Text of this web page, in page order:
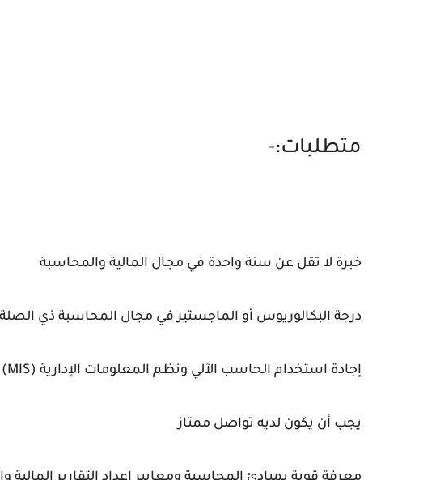
متطلبات:-
خبرة لا تقل عن سنة واحدة في مجال المالية والمحاسبة
درجة البكالوريوس أو الماجستير في مجال المحاسبة ذي
إجادة استخدام الحاسب الآلي ونظم المعلومات الإدارية (MIS)
يجب أن يكون لديه تواصل ممتاز